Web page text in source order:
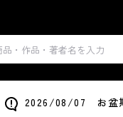
2026/08/07 お盆